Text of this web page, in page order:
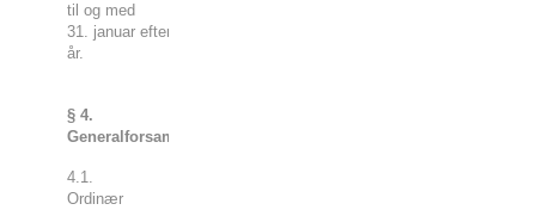
til og med
31. januar efterfølgende
år.
§ 4.
Generalforsamling
4.1.
Ordinær